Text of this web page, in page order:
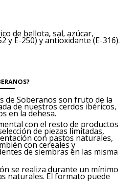
de bellota, sal, azúcar,
y E-250) y antioxidante (E-316).
de Soberanos son fruto de la
de nuestros cerdos ibéricos,
en la dehesa.
con el resto de productos
de piezas limitadas,
con pastos naturales,
con cereales y
de siembras en las misma
se realiza durante un mínimo
naturales. El formato puede